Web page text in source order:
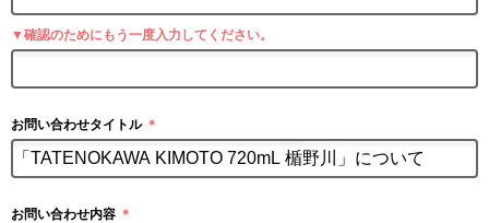
▼確認のためにもう一度入力してください。
お問い合わせタイトル ＊
お問い合わせ内容 ＊